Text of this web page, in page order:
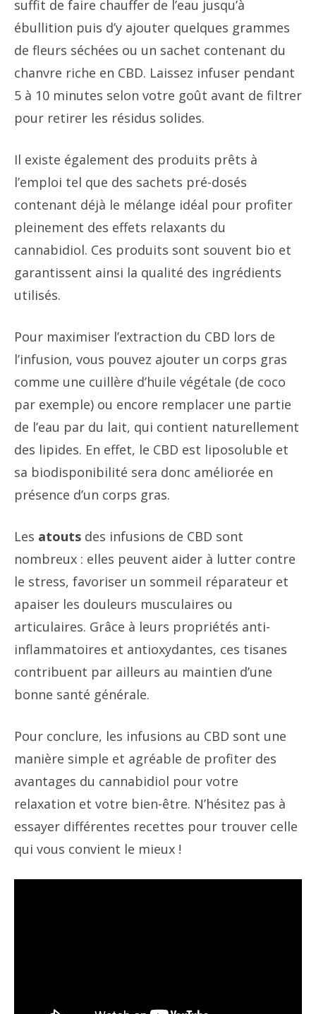
suffit de faire chauffer de l’eau jusqu’à
ébullition puis d’y ajouter quelques grammes
de fleurs séchées ou un sachet contenant du
chanvre riche en CBD. Laissez infuser pendant
5 à 10 minutes selon votre goût avant de filtrer
pour retirer les résidus solides.
Il existe également des produits prêts à
l’emploi tel que des sachets pré-dosés
contenant déjà le mélange idéal pour profiter
pleinement des effets relaxants du
cannabidiol. Ces produits sont souvent bio et
garantissent ainsi la qualité des ingrédients
utilisés.
Pour maximiser l’extraction du CBD lors de
l’infusion, vous pouvez ajouter un corps gras
comme une cuillère d’huile végétale (de coco
par exemple) ou encore remplacer une partie
de l’eau par du lait, qui contient naturellement
des lipides. En effet, le CBD est liposoluble et
sa biodisponibilité sera donc améliorée en
présence d’un corps gras.
Les atouts des infusions de CBD sont
nombreux : elles peuvent aider à lutter contre
le stress, favoriser un sommeil réparateur et
apaiser les douleurs musculaires ou
articulaires. Grâce à leurs propriétés anti-
inflammatoires et antioxydantes, ces tisanes
contribuent par ailleurs au maintien d’une
bonne santé générale.
Pour conclure, les infusions au CBD sont une
manière simple et agréable de profiter des
avantages du cannabidiol pour votre
relaxation et votre bien-être. N’hésitez pas à
essayer différentes recettes pour trouver celle
qui vous convient le mieux !